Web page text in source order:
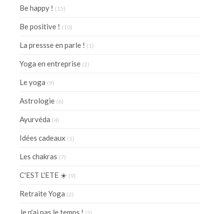
Be happy ! (15)
Be positive ! (10)
La pressse en parle ! (1)
Yoga en entreprise (2)
Le yoga (9)
Astrologie (6)
Ayurvéda (4)
Idées cadeaux (1)
Les chakras (7)
C'EST L'ETE ☀️ (9)
Retraite Yoga (2)
Je n'ai pas le temps !